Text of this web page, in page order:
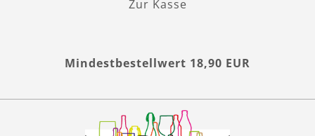
Zur Kasse
Mindestbestellwert 18,90 EUR